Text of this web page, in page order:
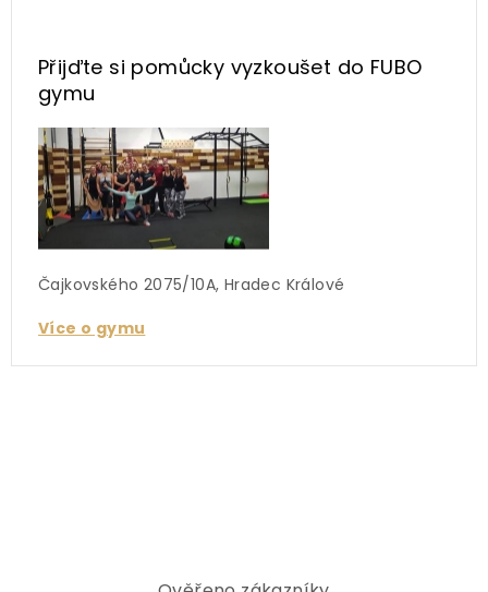
Přijďte si pomůcky vyzkoušet do FUBO
gymu
Čajkovského 2075/10A, Hradec Králové
Více o gymu